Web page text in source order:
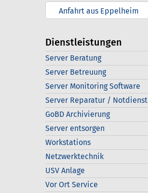
Anfahrt aus Eppelheim
Dienstleistungen
Server Beratung
Server Betreuung
Server Monitoring Software
Server Reparatur / Notdienst
GoBD Archivierung
Server entsorgen
Workstations
Netzwerktechnik
USV Anlage
Vor Ort Service